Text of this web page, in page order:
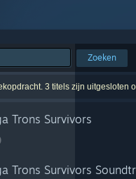
Zoeken
3 titels zijn uitgesloten
Trons Survivors
Trons Survivors